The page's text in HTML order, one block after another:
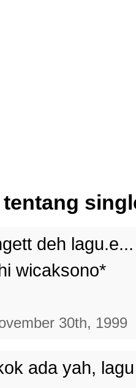
deh
wicaksono*
30th, 1999
ada yah,